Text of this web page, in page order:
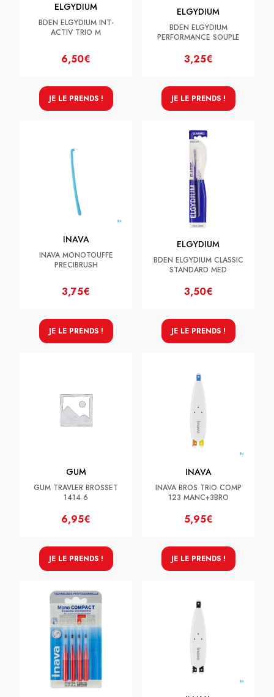
ELGYDIUM
BDEN ELGYDIUM INT-
ACTIV TRIO M
6,50€
JE LE PRENDS !
ELGYDIUM
BDEN ELGYDIUM
PERFORMANCE SOUPLE
3,25€
JE LE PRENDS !
INAVA
INAVA MONOTOUFFE
PRECIBRUSH
3,75€
JE LE PRENDS !
ELGYDIUM
BDEN ELGYDIUM CLASSIC
STANDARD MED
3,50€
JE LE PRENDS !
GUM
GUM TRAVLER BROSSET
1414 6
6,95€
JE LE PRENDS !
INAVA
INAVA BROS TRIO COMP
123 MANC+3BRO
5,95€
JE LE PRENDS !